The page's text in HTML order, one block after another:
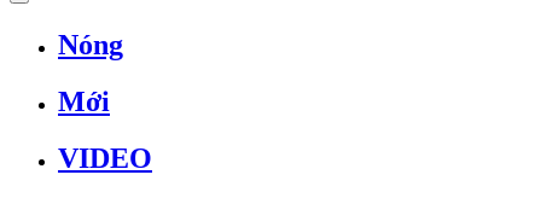
Nóng
Mới
VIDEO